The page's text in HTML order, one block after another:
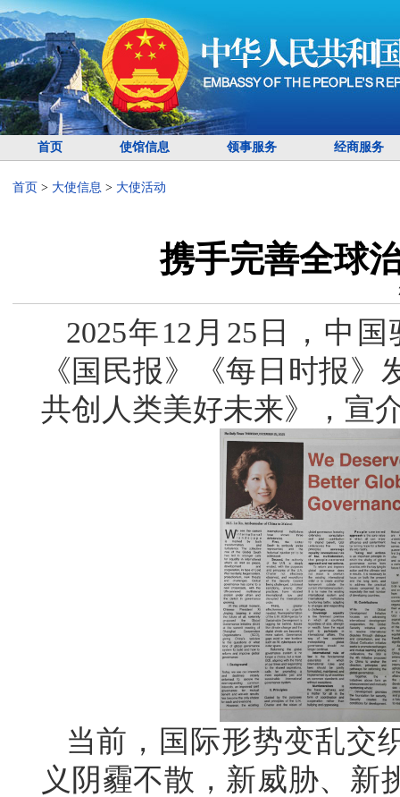
首页 使馆信息 领事服务 经商服务
首页 > 大使信息 > 大使活动
携手完善全球
2025年12月25日，中
《国民报》《每日时报
共创人类美好未来》，宣
当前，国际形势变乱交
义阴霾不散，新威胁、新